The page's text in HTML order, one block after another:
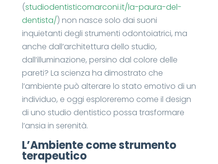
(studiodentisticomarconi.it/la-paura-del-
dentista/) non nasce solo dai suoni
inquietanti degli strumenti odontoiatrici, ma
anche dall’architettura dello studio,
dall’illuminazione, persino dal colore delle
pareti? La scienza ha dimostrato che
l’ambiente può alterare lo stato emotivo di un
individuo, e oggi esploreremo come il design
di uno studio dentistico possa trasformare
l’ansia in serenità.
L’Ambiente come strumento
terapeutico